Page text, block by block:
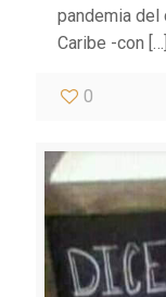
pandemia del
Caribe -con […]
0